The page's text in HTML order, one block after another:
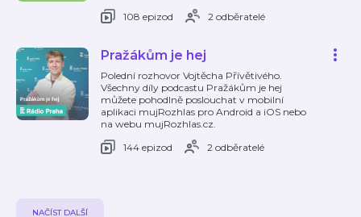
108 epizod
2 odběratelé
Pražákům je hej
Polední rozhovor Vojtěcha Přívětivého.
Všechny díly podcastu Pražákům je hej
můžete pohodlně poslouchat v mobilní
aplikaci mujRozhlas pro Android a iOS nebo
na webu mujRozhlas.cz.
144 epizod
2 odběratelé
NAČÍST DALŠÍ